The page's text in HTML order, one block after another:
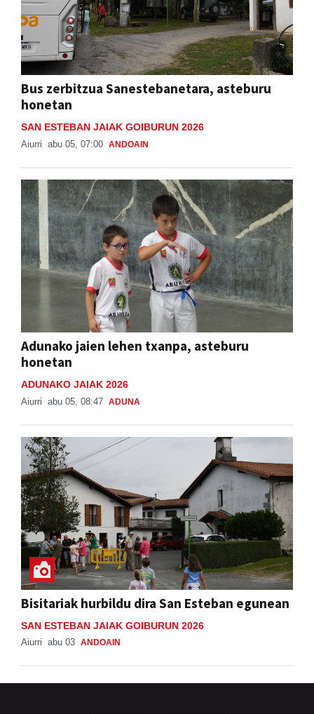
Bus zerbitzua Sanestebanetara, asteburu
honetan
SAN ESTEBAN JAIAK GOIBURUN 2026
Aiurri abu 05, 07:00 ANDOAIN
Adunako jaien lehen txanpa, asteburu
honetan
ADUNAKO JAIAK 2026
Aiurri abu 05, 08:47 ADUNA
Bisitariak hurbildu dira San Esteban egunean
SAN ESTEBAN JAIAK GOIBURUN 2026
Aiurri abu 03 ANDOAIN